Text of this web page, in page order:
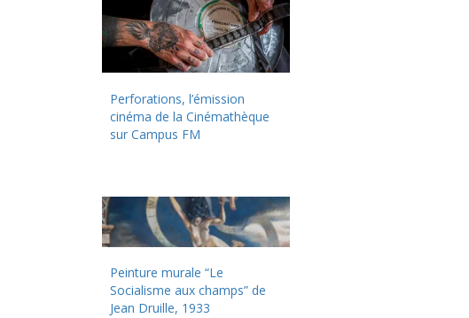
Perforations, l’émission
cinéma de la Cinémathèque
sur Campus FM
Peinture murale “Le
Socialisme aux champs” de
Jean Druille, 1933